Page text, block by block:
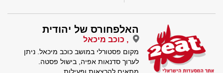
האלפחורס של יהודית
, כוכב מיכאל
מקום פסטורלי במושב כוכב מיכאל. ניתן
לערוך סדנאות אפיה, בישול פסטה.